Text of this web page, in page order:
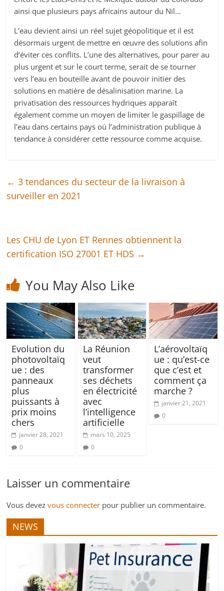
ainsi que plusieurs pays africains autour du Nil…
L’eau devient ainsi un réel sujet géopolitique et il est
désormais urgent de mettre en œuvre des solutions afin
d’éviter ces conflits. L’une des alternatives, pour parer au
plus urgent et sur le court terme, serait de se tourner
vers l’eau en bouteille avant de pouvoir initier des
solutions en matière de désalinisation marine. La
privatisation des ressources hydriques apparaît
également comme un moyen de limiter le gaspillage de
l’eau dans certains pays où l’administration publique à
tendance à considérer cette ressource comme acquise.
← 3 tendances du secteur de la livraison à
surveiller en 2021
Les CHU de Lyon ET Rennes obtiennent la
certification ISO 27001 ET HDS →
You May Also Like
Evolution du
photovoltaïq
ue : des
panneaux
plus
puissants à
prix moins
chers
janvier 28, 2021
0
La Réunion
veut
transformer
ses déchets
en électricité
avec
l’intelligence
artificielle
mars 10, 2025
0
L’aérovoltaïq
ue : qu’est-ce
que c’est et
comment ça
marche ?
janvier 21, 2021
0
Laisser un commentaire
Vous devezvous connecter pour publier un commentaire.
NEWS